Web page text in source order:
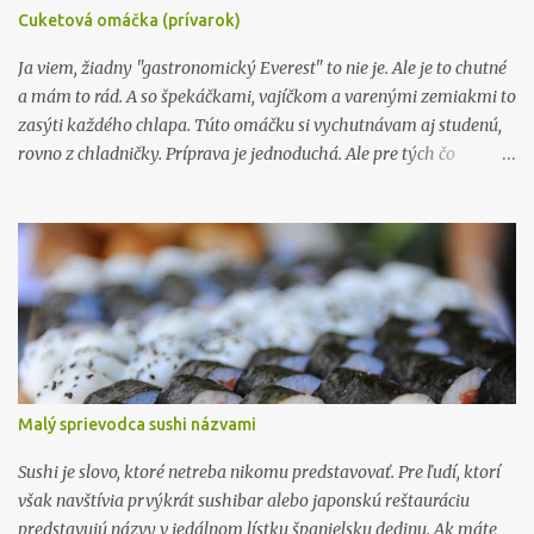
Cuketová omáčka (prívarok)
Ja viem, žiadny "gastronomický Everest" to nie je. Ale je to chutné
a mám to rád. A so špekáčkami, vajíčkom a varenými zemiakmi to
zasýti každého chlapa. Túto omáčku si vychutnávam aj studenú,
rovno z chladničky. Príprava je jednoduchá. Ale pre tých čo
nebudete vedieť čo s ňou, tak si pripravte cukinový prívarok. Čo
budeme potrebovať: cukina - cca. 1 kg cibuľa - 2 stredné kôpor -
1/2 viazaničky maslo - 50 g hladká múka - 50 g 3 dcl vody
mlieko 0,75 l smotana 33% - 0,25 l cukor, ocot (klasický náš), soľ,
čierne korenie, olej Postup: Cukínu očistíme, nakrájame a
vydlabeme jadierka. Potom ju nastrúhame na najväčšom
strúhadle. Cibuľu si očistíme, nakrájame na kocky a opražíme na
troške oleja. Pridáme nastrúhanú cukinu a orestujeme. Zalejeme
vodou, posolíme a dusíme cca. 15 minút. Posledné dve minúty
miešame ...
Malý sprievodca sushi názvami
Sushi je slovo, ktoré netreba nikomu predstavovať. Pre ľudí, ktorí
však navštívia prvýkrát sushibar alebo japonskú reštauráciu
predstavujú názvy v jedálnom lístku španielsku dedinu. Ak máte